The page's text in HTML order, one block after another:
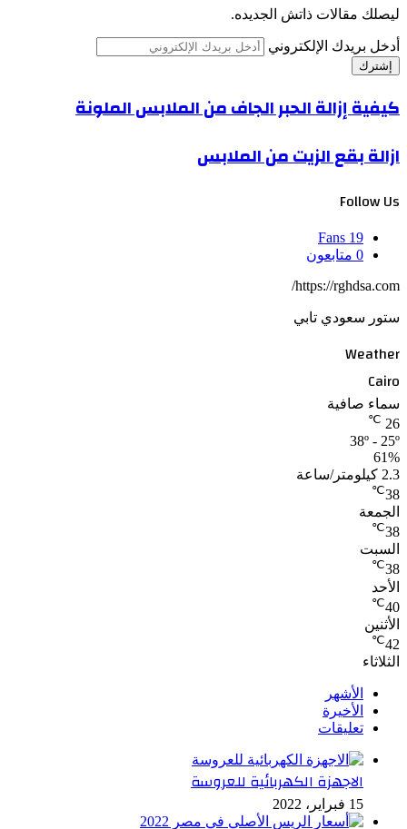
ليصلك مقالات ذاتش الجديده.
أدخل بريدك الإلكتروني
كيفية إزالة الحبر الجاف من الملابس الملونة
ازالة بقع الزيت من الملابس
Follow Us
19
Fans
0 متابعون
https://rghdsa.com/
ستور سعودي تابي
Weather
Cairo
سماء صافية
26
℃
38º - 25º
61%
2.3 كيلومتر/ساعة
38
℃
الجمعة
38
℃
السبت
38
℃
الأحد
40
℃
الأثنين
42
℃
الثلاثاء
الأشهر
الأخيرة
تعليقات
الاجهزة الكهربائية للعروسة
15 فبراير، 2022